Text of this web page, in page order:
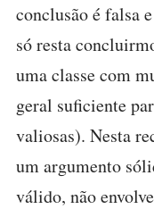
conclusão é falsa
só resta
uma classe com
geral suficiente
valiosas). Nesta
um argumento
válido, não